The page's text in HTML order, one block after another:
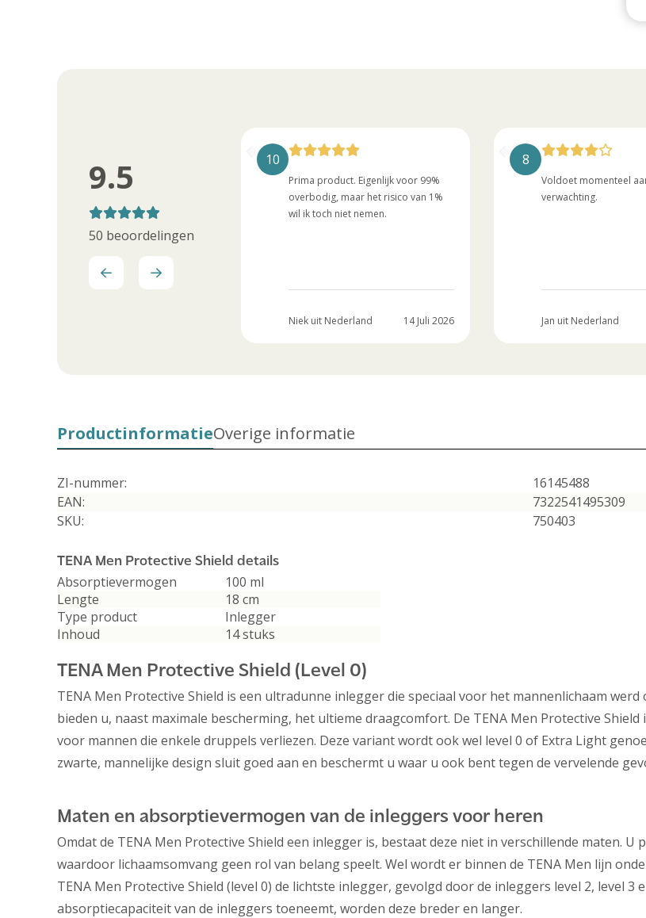
9.5
50 beoordelingen
Heel blij mee. Ook niet zichtbaar in
10
Prima product. Eigenlijk voor 99%
overbodig, maar het risico van 1%
wil ik toch niet nemen.
Niek uit Nederland 14 Juli 2026
8
Voldoet momenteel
verwachting.
Jan uit Nederland
ProductinformatieOverige informatie
ZI-nummer:
16145488
EAN:
7322541495309
SKU:
750403
TENA Men Protective Shield details
Absorptievermogen
100 ml
Lengte
18 cm
Type product
Inlegger
Inhoud
14 stuks
TENA Men Protective Shield (Level 0)
TENA Men Protective Shield is een ultradunne inlegger die speciaal voor het mannenlichaam
bieden u, naast maximale bescherming, het ultieme draagcomfort. De TENA Men Protective
voor mannen die enkele druppels verliezen. Deze variant wordt ook wel level 0 of Extra Light
zwarte, mannelijke design sluit goed aan en beschermt u waar u ook bent tegen de vervelende
Maten en absorptievermogen van de inleggers voor heren
Omdat de TENA Men Protective Shield een inlegger is, bestaat deze niet in verschillende maten.
waardoor lichaamsomvang geen rol van belang speelt. Wel wordt er binnen de TENA Men lijn
TENA Men Protective Shield (level 0) de lichtste inlegger, gevolgd door de inleggers level 2, level 3
absorptiecapaciteit van de inleggers toeneemt, worden deze breder en langer.